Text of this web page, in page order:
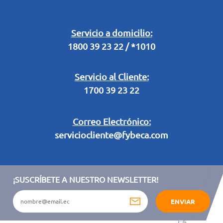
Servicio a domicilio:
1800 39 23 22 / *1010
Servicio al Cliente:
1700 39 23 22
Correo Electrónico:
serviciocliente@fybeca.com
Legal Campaña Produbanco
Términos y condiciones sorteo partido de fútbol "Tu ídolo"
¡SUSCRÍBETE A NUESTRO NEWSLETTER!
ENVIAR